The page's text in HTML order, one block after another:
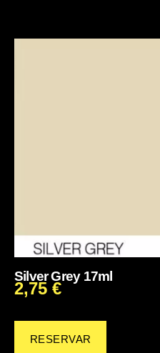
Silver Grey 17ml
2,75 €
RESERVAR